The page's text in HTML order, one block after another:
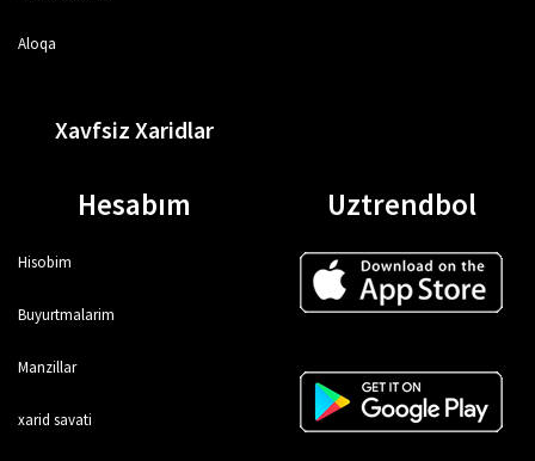
Aloqa
Xavfsiz Xaridlar
Hesabım
Hisobim
Buyurtmalarim
Manzillar
xarid savati
Uztrendbol